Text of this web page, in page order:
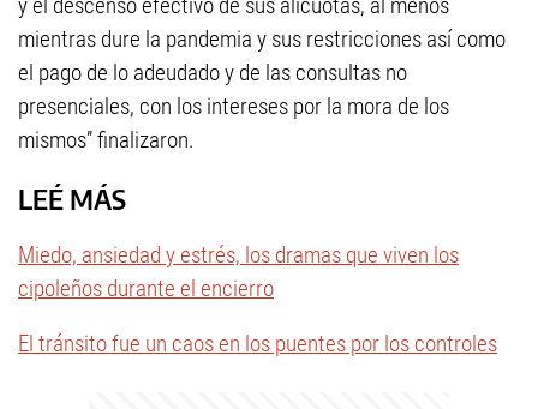
mientras dure la pandemia y sus restricciones así como
el pago de lo adeudado y de las consultas no
presenciales, con los intereses por la mora de los
mismos” finalizaron.
LEÉ MÁS
Miedo, ansiedad y estrés, los dramas que viven los
cipoleños durante el encierro
El tránsito fue un caos en los puentes por los controles